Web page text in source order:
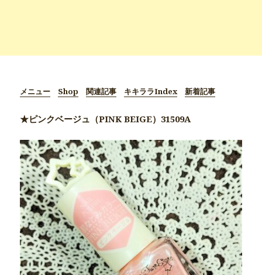
メニュー Shop 関連記事 キキララIndex 新着記事
★ピンクベージュ（PINK BEIGE）31509A